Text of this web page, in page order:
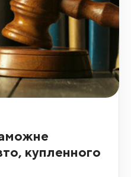
купленного